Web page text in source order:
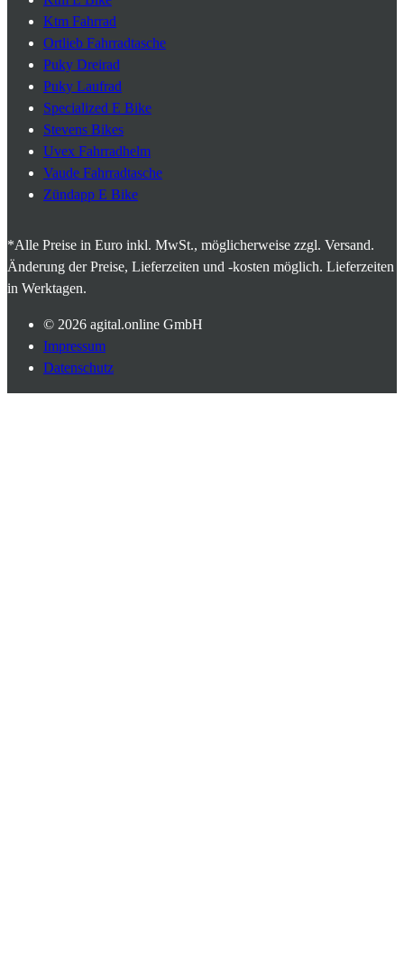
Ktm Fahrrad
Ortlieb Fahrradtasche
Puky Dreirad
Puky Laufrad
Specialized E Bike
Stevens Bikes
Uvex Fahrradhelm
Vaude Fahrradtasche
Zündapp E Bike
*Alle Preise in Euro inkl. MwSt., möglicherweise zzgl. Versand.
Änderung der Preise, Lieferzeiten und -kosten möglich. Lieferzeiten
in Werktagen.
© 2026 agital.online GmbH
Impressum
Datenschutz